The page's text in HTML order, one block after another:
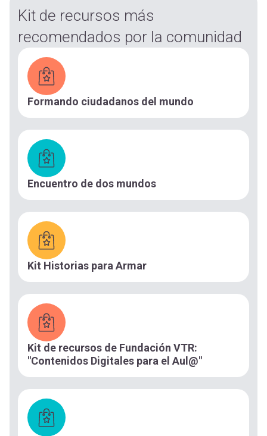
Kit de recursos más
recomendados por la comunidad
Formando ciudadanos del mundo
Encuentro de dos mundos
Kit Historias para Armar
Kit de recursos de Fundación VTR:
"Contenidos Digitales para el Aul@"